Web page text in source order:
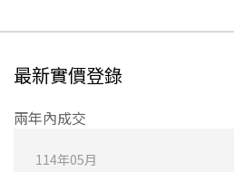
最新實價登錄
兩年內成交
114年05月